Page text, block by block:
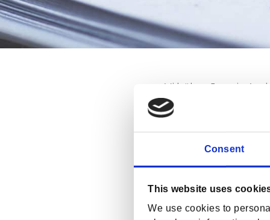
Consent
This website uses
We use cookies to
Vi hälsar Jennie
Jennie är en